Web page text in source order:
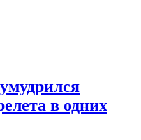
в одних